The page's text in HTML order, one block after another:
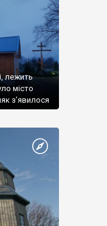
лежить
місто
з’явилося